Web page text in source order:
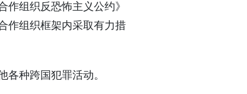
组织反恐怖主义公约》
作组织框架内采取有力措
种跨国犯罪活动。